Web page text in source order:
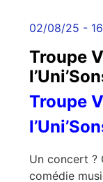
02/08/25 -
Troupe
Troupe
Un concert ?
comédie